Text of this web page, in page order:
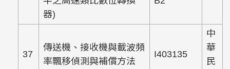
器)
37
傳送機、接收機與載波頻
率飄移偵測與補償方法
I403135
中
華
民